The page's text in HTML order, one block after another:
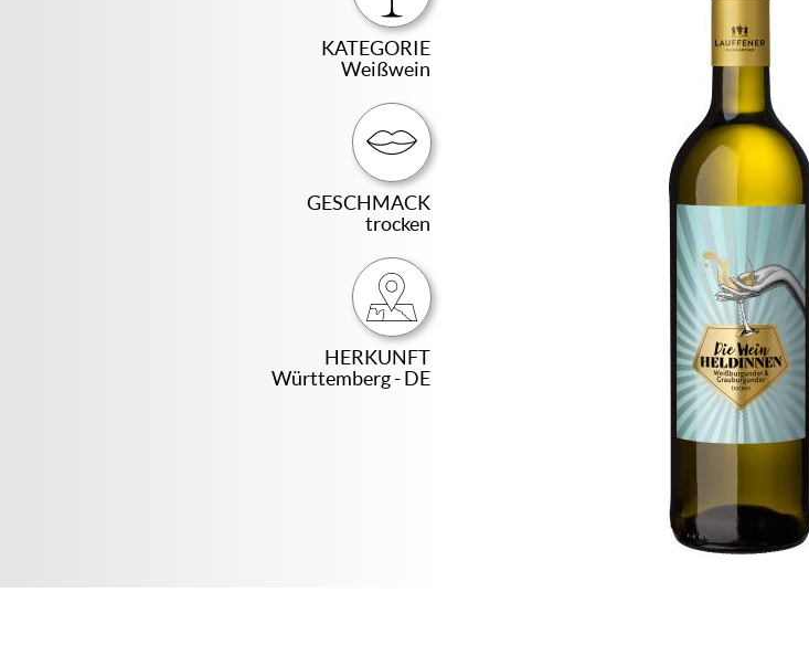
KATEGORIE
Weißwein
GESCHMACK
trocken
HERKUNFT
Württemberg - DE